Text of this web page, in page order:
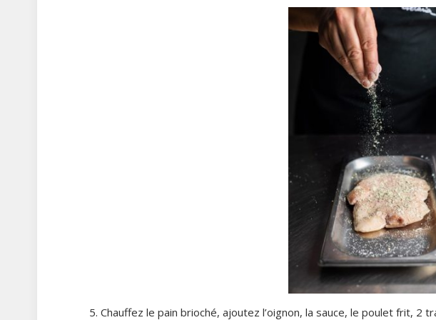
Chauffez le pain brioché, ajoutez l’oignon, la sauce, le poulet frit,